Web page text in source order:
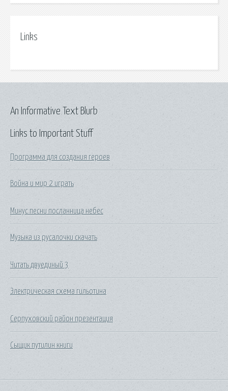
Links
Links to Important Stuff
Программа для создания героев
Война и мир 2 играть
Минус песни посланница небес
Музыка из русалочки скачать
Читать двуединый 3
Электрическая схема гильотина
Серпуховский район презентация
Сыщик путилин книги
An Informative Text Blurb